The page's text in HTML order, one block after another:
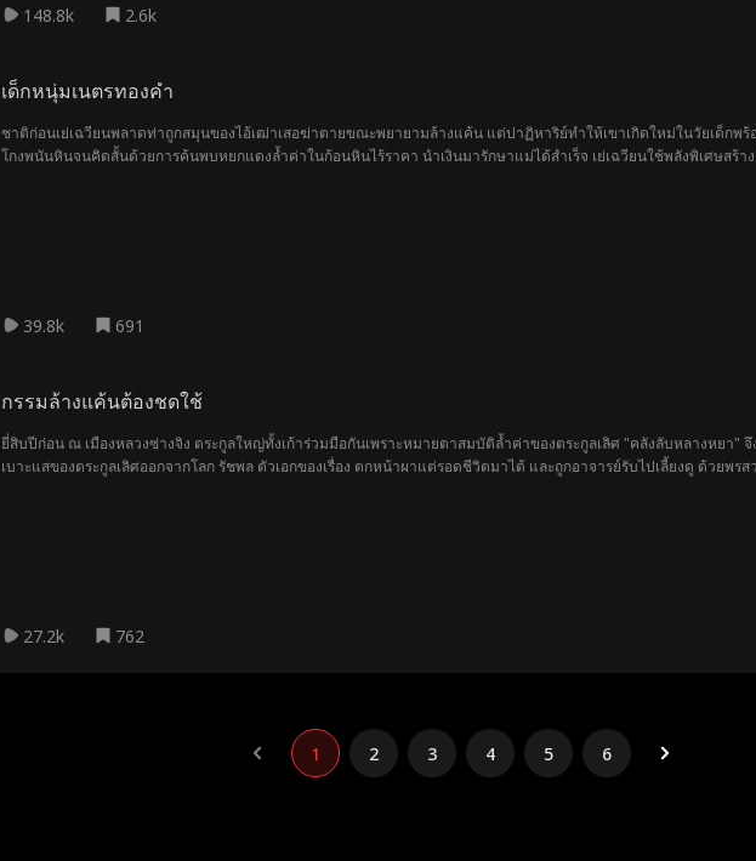
148.8k 2.6k
เด็กหนุ่มเนตรทองคำ
ชาติก่อนเย่เฉวียนพลาดท่าถูกสมุนของไอ้เฒ่าเสอฆ่าตายขณะพยายามล้างแค้น แต่ปาฏิหาริย์ทำให้เขาเกิดใหม่ในวัยเด็กพ
โกงพนันหินจนคิดสั้นด้วยการค้นพบหยกแดงล้ำค่าในก้อนหินไร้ราคา นำเงินมารักษาแม่ได้สำเร็จ เย่เฉวียนใช้พลังพิเศษสร้
39.8k 691
กรรมล้างแค้นต้องชดใช้
ยี่สิบปีก่อน ณ เมืองหลวงซ่างจิง ตระกูลใหญ่ทั้งเก้าร่วมมือกันเพราะหมายตาสมบัติล้ำค่าของตระกูลเลิศ "คลังลับหลางหยา" จึงลงมือสังหารล้างตระกูลเลิศจนสิ้นซาก และหลังจากนั้นยังลบทุก
เบาะแสของตระกูลเลิศออกจากโลก รัชพล ตัวเอกของเรื่อง ตกหน้าผาแต่รอดชีวิตมาได้ และถูกอาจารย์รับไปเลี้ยงดู ด้วยพรสวรรค์ระดับท้าทายสวรรค์ เพียงยี่สิบปีก็ฝึกฝนจนถึงจุดสูงสุดของโลก
27.2k 762
1 2 3 4 5 6